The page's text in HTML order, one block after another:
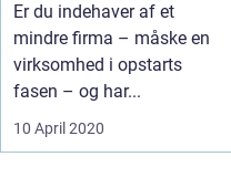
Er du indehaver af et
mindre firma – måske en
virksomhed i opstarts
fasen – og har...
10 April 2020